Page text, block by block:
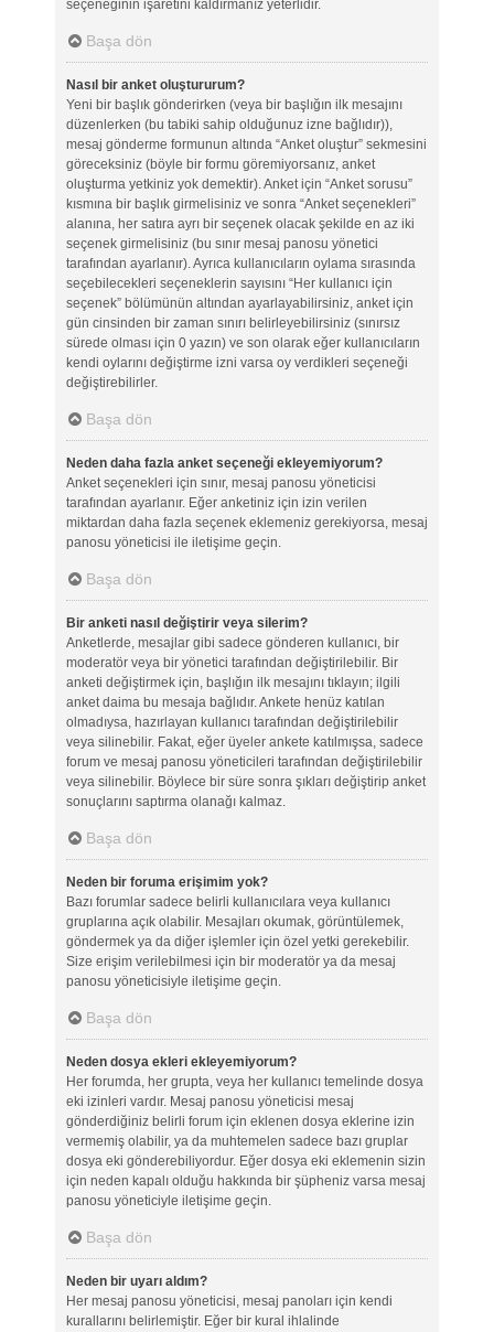
seçeneğinin işaretini kaldırmanız yeterlidir.
Başa dön
Nasıl bir anket oluştururum?
Yeni bir başlık gönderirken (veya bir başlığın ilk mesajını
düzenlerken (bu tabiki sahip olduğunuz izne bağlıdır)),
mesaj gönderme formunun altında “Anket oluştur” sekmesini
göreceksiniz (böyle bir formu göremiyorsanız, anket
oluşturma yetkiniz yok demektir). Anket için “Anket sorusu”
kısmına bir başlık girmelisiniz ve sonra “Anket seçenekleri”
alanına, her satıra ayrı bir seçenek olacak şekilde en az iki
seçenek girmelisiniz (bu sınır mesaj panosu yönetici
tarafından ayarlanır). Ayrıca kullanıcıların oylama sırasında
seçebilecekleri seçeneklerin sayısını “Her kullanıcı için
seçenek” bölümünün altından ayarlayabilirsiniz, anket için
gün cinsinden bir zaman sınırı belirleyebilirsiniz (sınırsız
sürede olması için 0 yazın) ve son olarak eğer kullanıcıların
kendi oylarını değiştirme izni varsa oy verdikleri seçeneği
değiştirebilirler.
Başa dön
Neden daha fazla anket seçeneği ekleyemiyorum?
Anket seçenekleri için sınır, mesaj panosu yöneticisi
tarafından ayarlanır. Eğer anketiniz için izin verilen
miktardan daha fazla seçenek eklemeniz gerekiyorsa, mesaj
panosu yöneticisi ile iletişime geçin.
Başa dön
Bir anketi nasıl değiştirir veya silerim?
Anketlerde, mesajlar gibi sadece gönderen kullanıcı, bir
moderatör veya bir yönetici tarafından değiştirilebilir. Bir
anketi değiştirmek için, başlığın ilk mesajını tıklayın; ilgili
anket daima bu mesaja bağlıdır. Ankete henüz katılan
olmadıysa, hazırlayan kullanıcı tarafından değiştirilebilir
veya silinebilir. Fakat, eğer üyeler ankete katılmışsa, sadece
forum ve mesaj panosu yöneticileri tarafından değiştirilebilir
veya silinebilir. Böylece bir süre sonra şıkları değiştirip anket
sonuçlarını saptırma olanağı kalmaz.
Başa dön
Neden bir foruma erişimim yok?
Bazı forumlar sadece belirli kullanıcılara veya kullanıcı
gruplarına açık olabilir. Mesajları okumak, görüntülemek,
göndermek ya da diğer işlemler için özel yetki gerekebilir.
Size erişim verilebilmesi için bir moderatör ya da mesaj
panosu yöneticisiyle iletişime geçin.
Başa dön
Neden dosya ekleri ekleyemiyorum?
Her forumda, her grupta, veya her kullanıcı temelinde dosya
eki izinleri vardır. Mesaj panosu yöneticisi mesaj
gönderdiğiniz belirli forum için eklenen dosya eklerine izin
vermemiş olabilir, ya da muhtemelen sadece bazı gruplar
dosya eki gönderebiliyordur. Eğer dosya eki eklemenin sizin
için neden kapalı olduğu hakkında bir şüpheniz varsa mesaj
panosu yöneticiyle iletişime geçin.
Başa dön
Neden bir uyarı aldım?
Her mesaj panosu yöneticisi, mesaj panoları için kendi
kurallarını belirlemiştir. Eğer bir kural ihlalinde